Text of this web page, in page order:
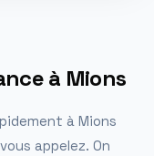
à Mions
à Mions
appelez. On